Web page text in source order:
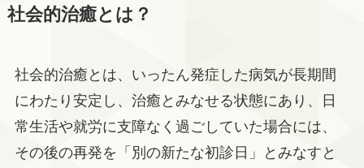
社会的治癒とは？
社会的治癒とは、いったん発症した病気が長期間
にわたり安定し、治癒とみなせる状態にあり、日
常生活や就労に支障なく過ごしていた場合には、
その後の再発を「別の新たな初診日」とみなすと